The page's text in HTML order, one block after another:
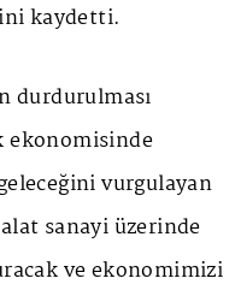
kaydetti.
durdurulması
ekonomisinde
vurgulayan
sanayi üzerinde
ve ekonomimizi